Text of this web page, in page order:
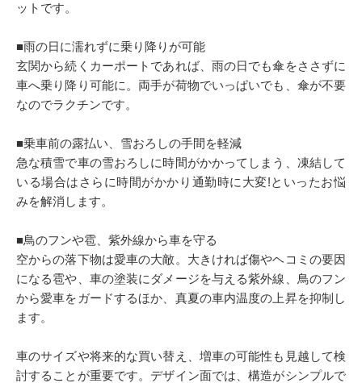
ットです。
■雨の日に濡れずに乗り降りが可能
玄関から続くカーポートであれば、雨の日でも傘をささずに
車へ乗り降り可能に。両手が荷物でいっぱいでも、傘が不要
なのでラクチンです。
■乗車前の露払い、雪おろしの手間を軽減
急な積雪で車の雪おろしに時間がかかってしまう、凍結して
いる場合はさらに時間がかかり通勤時に大変!といったお悩
みを解消します。
■鳥のフンや雹、紫外線から車を守る
空からの落下物は愛車の大敵。大きければ傷やヘコミの要因
になる雹や、車の塗装にダメージを与える紫外線、鳥のフン
から愛車をガードするほか、真夏の車内温度の上昇を抑制し
ます。
車のサイズや将来的な買い替え、増車の可能性も見越して検
討することが重要です。デザイン面では、構造がシンプルで